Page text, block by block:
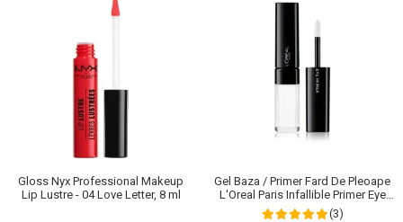
Gloss Nyx Professional Makeup
Lip Lustre - 04 Love Letter, 8 ml
Gel Baza / Primer Fard De Pleoape
L'Oreal Paris Infallible Primer Eye
Shadow Base 100, 3 ml
(3)